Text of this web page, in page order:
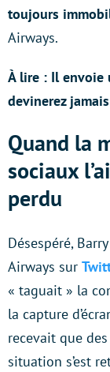
toujours
Airways.
À lire : Il envoie
devinerez
Quand la
sociaux
perdu
Désespéré,
Airways sur
« taguait » la
la capture
recevait que
situation s’est